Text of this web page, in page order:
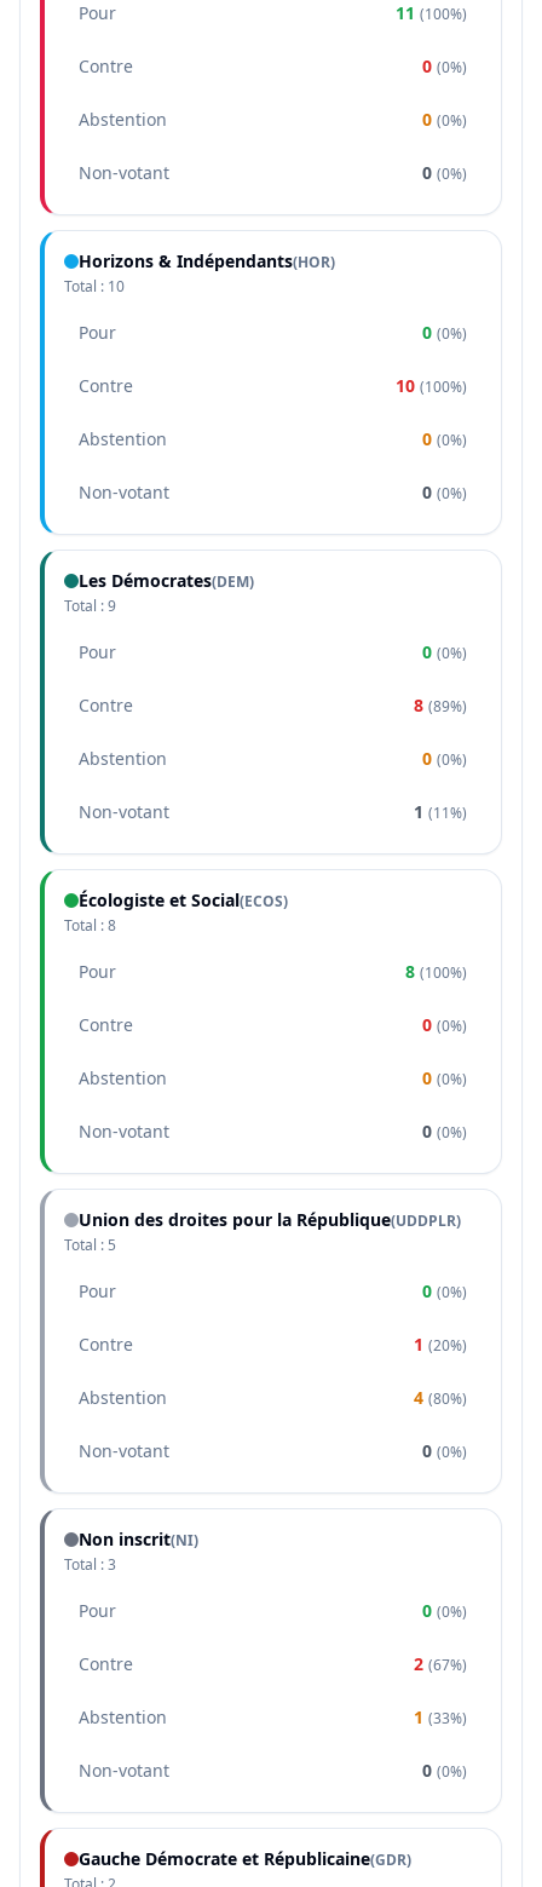
Pour 11 (100%)
Contre 0 (0%)
Abstention 0 (0%)
Non-votant 0 (0%)
Horizons & Indépendants(HOR)
Total : 10
Pour 0 (0%)
Contre 10 (100%)
Abstention 0 (0%)
Non-votant 0 (0%)
Les Démocrates(DEM)
Total :9
Pour 0 (0%)
Contre 8 (89%)
Abstention 0 (0%)
Non-votant 1 (11%)
Écologiste et Social(ECOS)
Total :8
Pour 8 (100%)
Contre 0 (0%)
Abstention 0 (0%)
Non-votant 0 (0%)
Union des droites pour la République(UDDPLR)
Total : 5
Pour 0 (0%)
Contre 1 (20%)
Abstention 4 (80%)
Non-votant 0 (0%)
Non inscrit(NI)
Total :3
Pour 0 (0%)
Contre 2 (67%)
Abstention 1 (33%)
Non-votant 0 (0%)
Gauche Démocrate et Républicaine(GDR)